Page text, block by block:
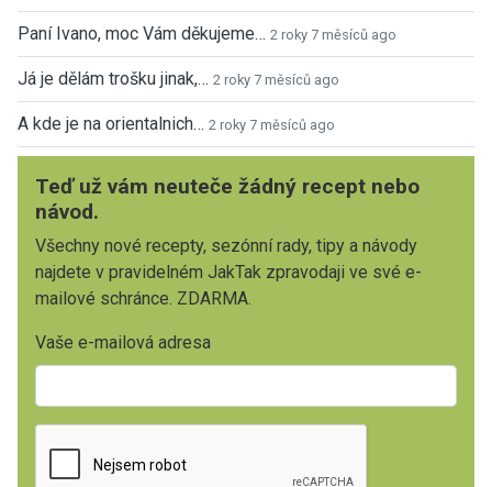
Paní Ivano, moc Vám děkujeme… 2 roky 7 měsíců ago
Já je dělám trošku jinak,… 2 roky 7 měsíců ago
A kde je na orientalnich… 2 roky 7 měsíců ago
Teď už vám neuteče žádný recept nebo
návod.
Všechny nové recepty, sezónní rady, tipy a návody
najdete v pravidelném JakTak zpravodaji ve své e-
mailové schránce. ZDARMA.
Vaše e-mailová adresa